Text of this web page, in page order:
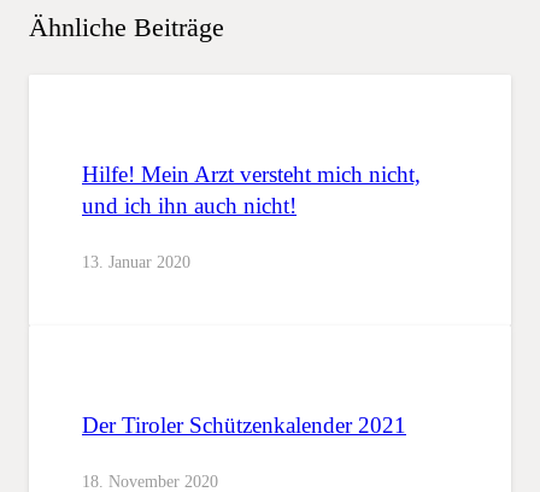
Ähnliche Beiträge
Hilfe! Mein Arzt versteht mich nicht,
und ich ihn auch nicht!
13. Januar 2020
Der Tiroler Schützenkalender 2021
18. November 2020